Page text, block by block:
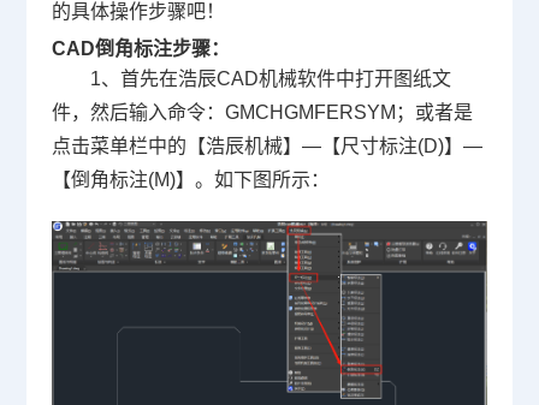
的具体操作步骤吧！
CAD倒角标注步骤：
1、首先在浩辰CAD机械软件中打开图纸文
件，然后输入命令：GMCHGMFERSYM；或者是
点击菜单栏中的【浩辰机械】—【尺寸标注(D)】—
【倒角标注(M)】。如下图所示：